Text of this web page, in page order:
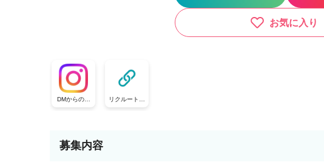
お気に入り
DMからのお
問合せも可能
リクルートペ
ージからのお
募集内容